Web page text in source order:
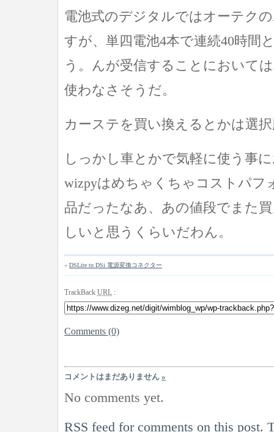
電池式のデジタルではオーテク
すが、単四電池4本で連続40時間
う。んが受信することにおいて
使わなさそうだ。
カーステを買い換えるとかは選
しっかし車とかで気軽に使う事に
wizpyはめちゃくちゃコストパフ
品だったなあ、あの値段でまた
しいと思うくらいだわん。
« DSLite to DSi 電源変換コネクター
TrackBack URL :
Comments (0)
コメントはまだありません »
No comments yet.
RSS feed for comments on this post.